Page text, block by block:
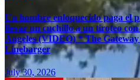
Un hombre enloquecido paga el
llevar un cuchillo a un tiroteo con
Ángeles (VIDEO) * The
Linebarger
July 30, 2026